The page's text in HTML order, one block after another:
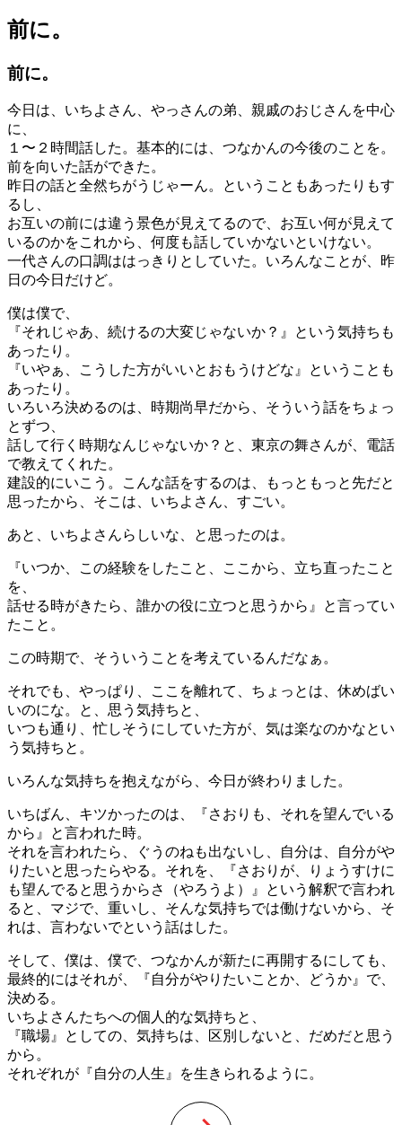
前に。
前に。
今日は、いちよさん、やっさんの弟、親戚のおじさんを中心
に、
１〜２時間話した。基本的には、つなかんの今後のことを。
前を向いた話ができた。
昨日の話と全然ちがうじゃーん。ということもあったりもす
るし、
お互いの前には違う景色が見えてるので、お互い何が見えて
いるのかをこれから、何度も話していかないといけない。
一代さんの口調ははっきりとしていた。いろんなことが、昨
日の今日だけど。
僕は僕で、
『それじゃあ、続けるの大変じゃないか？』という気持ちも
あったり。
『いやぁ、こうした方がいいとおもうけどな』ということも
あったり。
いろいろ決めるのは、時期尚早だから、そういう話をちょっ
とずつ、
話して行く時期なんじゃないか？と、東京の舞さんが、電話
で教えてくれた。
建設的にいこう。こんな話をするのは、もっともっと先だと
思ったから、そこは、いちよさん、すごい。
あと、いちよさんらしいな、と思ったのは。
『いつか、この経験をしたこと、ここから、立ち直ったこと
を、
話せる時がきたら、誰かの役に立つと思うから』と言ってい
たこと。
この時期で、そういうことを考えているんだなぁ。
それでも、やっぱり、ここを離れて、ちょっとは、休めばい
いのにな。と、思う気持ちと、
いつも通り、忙しそうにしていた方が、気は楽なのかなとい
う気持ちと。
いろんな気持ちを抱えながら、今日が終わりました。
いちばん、キツかったのは、『さおりも、それを望んでいる
から』と言われた時。
それを言われたら、ぐうのねも出ないし、自分は、自分がや
りたいと思ったらやる。それを、『さおりが、りょうすけに
も望んでると思うからさ（やろうよ）』という解釈で言われ
ると、マジで、重いし、そんな気持ちでは働けないから、そ
れは、言わないでという話はした。
そして、僕は、僕で、つなかんが新たに再開するにしても、
最終的にはそれが、『自分がやりたいことか、どうか』で、
決める。
いちよさんたちへの個人的な気持ちと、
『職場』としての、気持ちは、区別しないと、だめだと思う
から。
それぞれが『自分の人生』を生きられるように。